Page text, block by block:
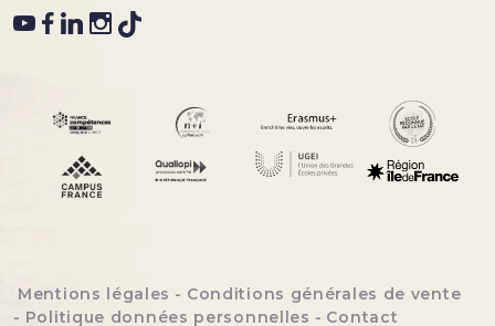
Menu bottom footer
Mentions légales
Conditions générales de vente
Politique données personnelles
Contact